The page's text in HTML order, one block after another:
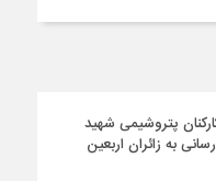
پتروشیمی شهید
به زائران اربعین